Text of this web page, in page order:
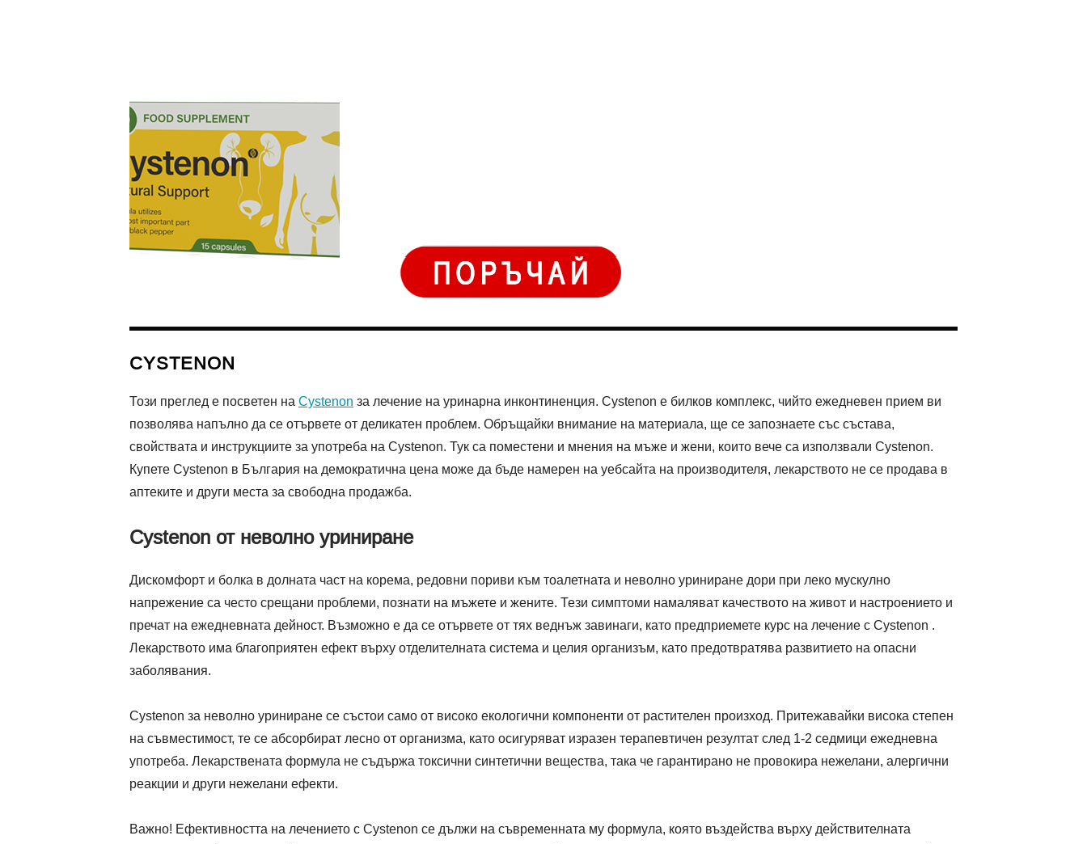
CYSTENON
Този преглед е посветен на Cystenon за лечение на уринарна инконтиненция. Cystenon е билков комплекс, чийто ежедневен прием ви
позволява напълно да се отървете от деликатен проблем. Обръщайки внимание на материала, ще се запознаете със състава,
свойствата и инструкциите за употреба на Cystenon. Тук са поместени и мнения на мъже и жени, които вече са използвали Cystenon.
Купете Cystenon в България на демократична цена може да бъде намерен на уебсайта на производителя, лекарството не се продава в
аптеките и други места за свободна продажба.
Cystenon от неволно уриниране
Дискомфорт и болка в долната част на корема, редовни пориви към тоалетната и неволно уриниране дори при леко мускулно
напрежение са често срещани проблеми, познати на мъжете и жените. Тези симптоми намаляват качеството на живот и настроението и
пречат на ежедневната дейност. Възможно е да се отървете от тях веднъж завинаги, като предприемете курс на лечение с Cystenon .
Лекарството има благоприятен ефект върху отделителната система и целия организъм, като предотвратява развитието на опасни
заболявания.
Cystenon за неволно уриниране се състои само от високо екологични компоненти от растителен произход. Притежавайки висока степен
на съвместимост, те се абсорбират лесно от организма, като осигуряват изразен терапевтичен резултат след 1-2 седмици ежедневна
употреба. Лекарствената формула не съдържа токсични синтетични вещества, така че гарантирано не провокира нежелани, алергични
реакции и други нежелани ефекти.
Важно! Ефективността на лечението с Cystenon се дължи на съвременната му формула, която въздейства върху действителната